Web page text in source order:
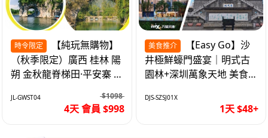
時令限定
（秋季限定）廣西 桂林 陽
朔 金秋龍脊梯田·平安寨 城
4天
JL-GWST04 $1098
4天 會員 $998
美食推介
井極鮮蠔門盛宴｜明式古
園林+深圳萬象天地 美食
DJS-SZSJ01X
1天 $48+